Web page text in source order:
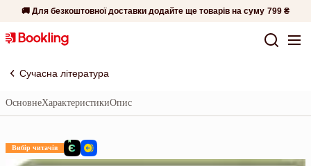
🚚 Для безкоштовної доставки додайте ще товарів на суму 799 ₴
Сучасна література
ОсновнеХарактеристикиОпис
Вибір читачів